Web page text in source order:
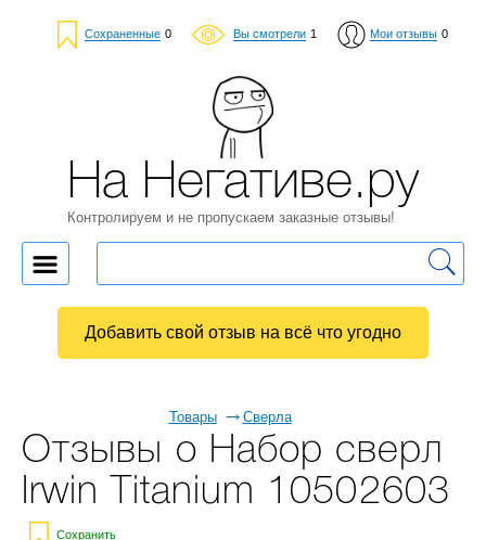
Сохраненные 0 Вы смотрели 1 Мои отзывы 0
Товары Сверла
Отзывы о Набор сверл
Irwin Titanium 10502603
Сохранить
На Негативе.ру
Контролируем и не пропускаем заказные отзывы!
Добавить свой отзыв на всё что угодно